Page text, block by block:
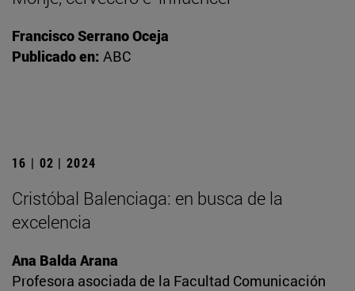
Francisco Serrano Oceja
Publicado en: ABC
16 | 02 | 2024
Cristóbal Balenciaga: en busca de la
excelencia
Ana Balda Arana
Profesora asociada de la Facultad Comunicación